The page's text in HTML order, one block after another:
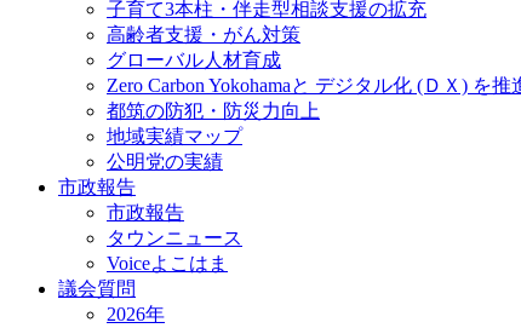
子育て3本柱・伴走型相談支援の拡充
高齢者支援・がん対策
グローバル人材育成
Zero Carbon Yokohamaと デジタル化 (ＤＸ) を推
都筑の防犯・防災力向上
地域実績マップ
公明党の実績
市政報告
市政報告
タウンニュース
Voiceよこはま
議会質問
2026年